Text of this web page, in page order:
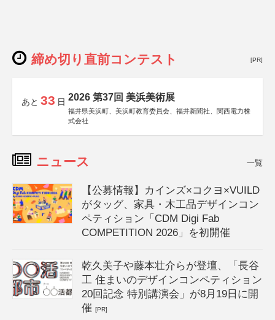
締め切り直前コンテスト [PR]
あと 33 日 2026 第37回 美浜美術展
福井県美浜町、美浜町教育委員会、福井新聞社、関西電力株
式会社
ニュース 一覧
【公募情報】カインズ×コクヨ×VUILD
がタッグ、家具・木工品デザインコン
ペティション「CDM Digi Fab
COMPETITION 2026」を初開催
乾久美子や藤本壮介らが登壇、「長谷
工 住まいのデザインコンペティション
20回記念 特別講演会」が8月19日に開
催[PR]